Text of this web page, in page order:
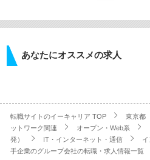
あなたにオススメの求人
転職サイトのイーキャリア TOP 東京都
ットワーク関連
オープン・Web系
発）
IT・インターネット・通信
手企業のグループ会社の転職・求人情報一覧